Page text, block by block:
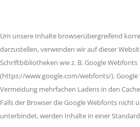
Um unsere Inhalte browserübergreifend
darzustellen, verwenden wir auf dieser
Schriftbibliotheken wie z. B. Google Webfonts
(https://www.google.com/webfonts/).
Vermeidung mehrfachen Ladens in den
Falls der Browser die Google Webfonts
unterbindet, werden Inhalte in einer